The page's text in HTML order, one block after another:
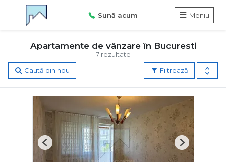
Sună acum Meniu
7 rezultate
Apartamente de vânzare în Bucuresti
Filtrează
Caută din nou
Previous Next